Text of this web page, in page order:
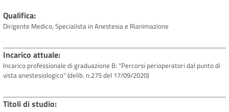
Qualifica
Dirigente Medico, Specialista in Anestesia e Rianimazione
Incarico attuale
Incarico professionale di graduazione B: "Percorsi perioperatori dal punto di
vista anestesiologico" (delib. n.275 del 17/09/2020)
Titoli di studio